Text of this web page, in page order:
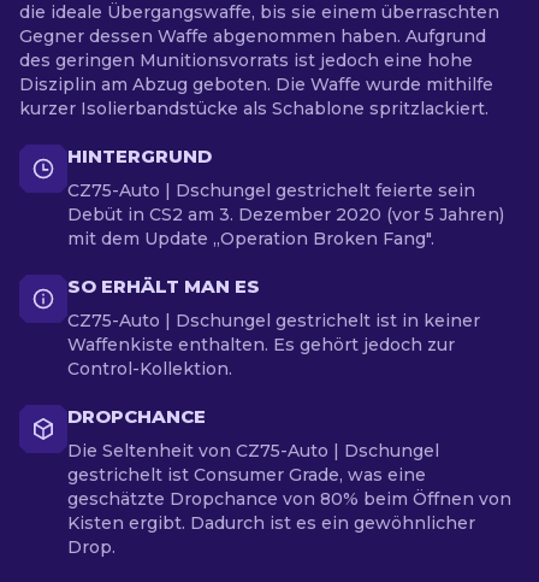
die ideale Übergangswaffe, bis sie einem überraschten
Gegner dessen Waffe abgenommen haben. Aufgrund
des geringen Munitionsvorrats ist jedoch eine hohe
Disziplin am Abzug geboten. Die Waffe wurde mithilfe
kurzer Isolierbandstücke als Schablone spritzlackiert.
HINTERGRUND
CZ75-Auto | Dschungel gestrichelt feierte sein
Debüt in CS2 am 3. Dezember 2020 (vor 5 Jahren)
mit dem Update „Operation Broken Fang".
SO ERHÄLT MAN ES
CZ75-Auto | Dschungel gestrichelt ist in keiner
Waffenkiste enthalten. Es gehört jedoch zur
Control-Kollektion.
DROPCHANCE
Die Seltenheit von CZ75-Auto | Dschungel
gestrichelt ist Consumer Grade, was eine
geschätzte Dropchance von 80% beim Öffnen von
Kisten ergibt. Dadurch ist es ein gewöhnlicher
Drop.